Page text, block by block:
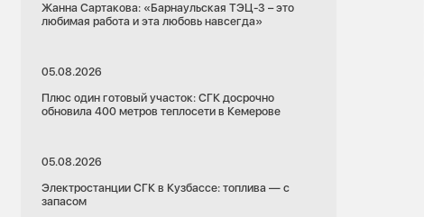
Жанна Сартакова: «Барнаульская ТЭЦ-3 – это
любимая работа и эта любовь навсегда»
05.08.2026
Плюс один готовый участок: СГК досрочно
обновила 400 метров теплосети в Кемерове
05.08.2026
Электростанции СГК в Кузбассе: топлива — с
запасом